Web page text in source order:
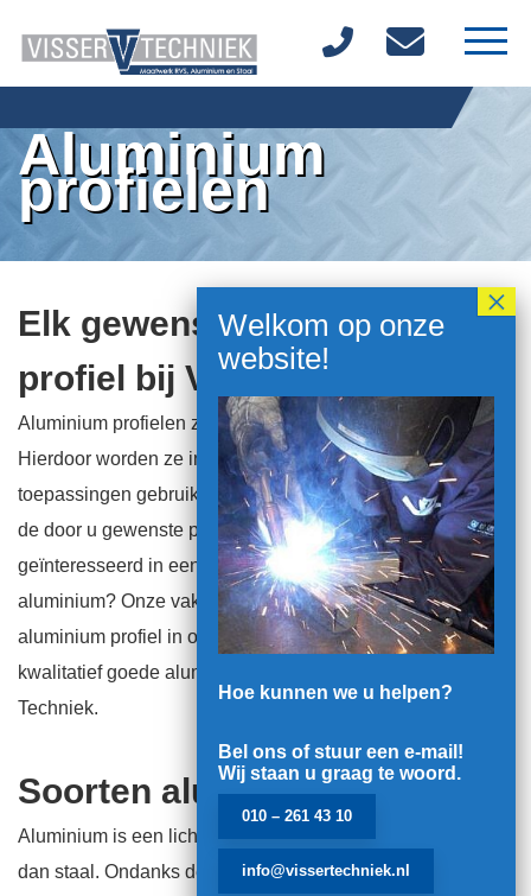
Over ons
Diensten
Producten
Vacatures
Contact
Aluminium
profielen
Elk gewenst aluminium
profiel bij Visser Techniek
Aluminium profielen zijn licht in gewicht en toch sterk.
Hierdoor worden ze in vele sectoren voor allerlei
toepassingen gebruikt. Visser Techniek kan als geen ander
de door u gewenste profielen maken. Bent u
geïnteresseerd in een L profiel, H profiel of T profiel van
aluminium? Onze vakkundige medewerkers maken elk
aluminium profiel in ons moderne machinepark. Voor
kwalitatief goede aluminium profielen gaat u naar Visser
Techniek.
Soorten aluminium profielen
Aluminium is een licht metaal, ongeveer drie keer lichter
dan staal. Ondanks de lage dichtheid en lichte gewicht, is
Hoe kunnen we u helpen?
Bel ons of stuur een e-mail!
Wij staan u graag te woord.
010 – 261 43 10
info@vissertechniek.nl